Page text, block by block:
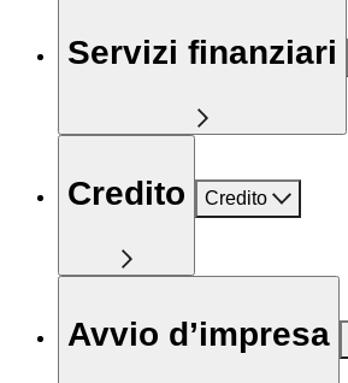
Servizi finanziari
Credito Credito
Avvio d’impresa